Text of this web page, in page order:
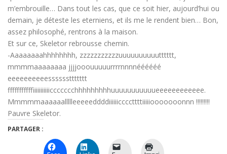
m’embrouille… Dans tout les cas, que ce soit hier, aujourd’hui ou
demain, je déteste les eterniens, et ils me le rendent bien… Bon,
assez philosophé, rentrons à la maison.
Et sur ce, Skeletor rebrousse chemin.
-Aaaaaaaahhhhhhhh, zzzzzzzzzzzuuuuuuuuuutttttt,
mmmmaaaaaaaa jjjjooouuuuurrrrnnnnéééééé
eeeeeeeeeessssssttttttt
fffffffffffiiiiiiiiiiiccccccchhhhhhhhhuuuuuuuuuuueeeeeeeeeeee.
Mmmmmaaaaaallllleeeeeddddiiiiiiccccttttiiiiiooooooonnn !!!!!!!!!
Pauvre Skeletor.
PARTAGER :